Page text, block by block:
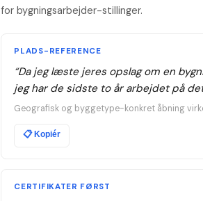
for bygningsarbejder-stillinger.
PLADS-REFERENCE
“Da jeg læste jeres opslag om en
jeg har de sidste to år arbejdet på
Geografisk og byggetype-konkret åbning
📋Kopiér
CERTIFIKATER FØRST